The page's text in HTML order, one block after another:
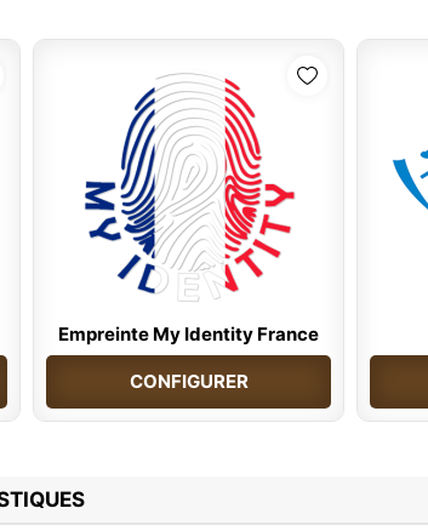
Empreinte My Identity France
CONFIGURER